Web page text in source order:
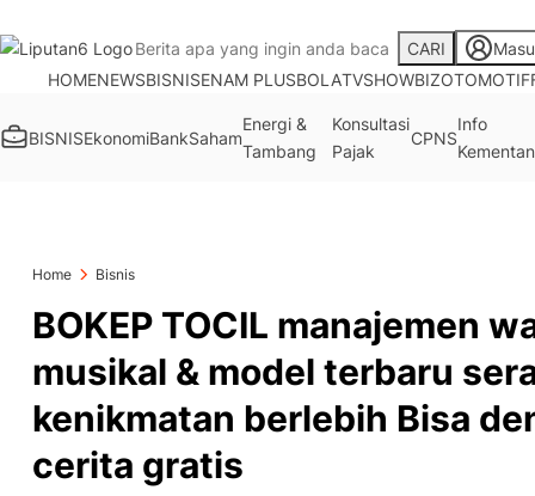
CARI
HOMENEWSBISNISENAM PLUSBOLATVSHOWBIZOTOMOTIF
BISNISEkonomiBankSaham
Energi &
Tambang
Konsultasi
Pajak
CPNS
Info
Kementan
Home Bisnis
BOKEP TOCIL manajemen
musikal & model terbaru
kenikmatan berlebih Bisa
cerita gratis